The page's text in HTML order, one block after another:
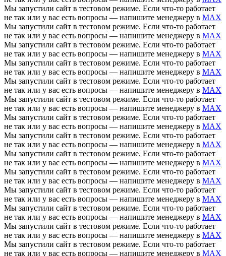
Мы запустили сайт в тестовом режиме. Если что-то работает
не так или у вас есть вопросы — напишите менеджеру в MAX
Мы запустили сайт в тестовом режиме. Если что-то работает
не так или у вас есть вопросы — напишите менеджеру в MAX
Мы запустили сайт в тестовом режиме. Если что-то работает
не так или у вас есть вопросы — напишите менеджеру в MAX
Мы запустили сайт в тестовом режиме. Если что-то работает
не так или у вас есть вопросы — напишите менеджеру в MAX
Мы запустили сайт в тестовом режиме. Если что-то работает
не так или у вас есть вопросы — напишите менеджеру в MAX
Мы запустили сайт в тестовом режиме. Если что-то работает
не так или у вас есть вопросы — напишите менеджеру в MAX
Мы запустили сайт в тестовом режиме. Если что-то работает
не так или у вас есть вопросы — напишите менеджеру в MAX
Мы запустили сайт в тестовом режиме. Если что-то работает
не так или у вас есть вопросы — напишите менеджеру в MAX
Мы запустили сайт в тестовом режиме. Если что-то работает
не так или у вас есть вопросы — напишите менеджеру в MAX
Мы запустили сайт в тестовом режиме. Если что-то работает
не так или у вас есть вопросы — напишите менеджеру в MAX
Мы запустили сайт в тестовом режиме. Если что-то работает
не так или у вас есть вопросы — напишите менеджеру в MAX
Мы запустили сайт в тестовом режиме. Если что-то работает
не так или у вас есть вопросы — напишите менеджеру в MAX
Мы запустили сайт в тестовом режиме. Если что-то работает
не так или у вас есть вопросы — напишите менеджеру в MAX
Мы запустили сайт в тестовом режиме. Если что-то работает
не так или у вас есть вопросы — напишите менеджеру в MAX